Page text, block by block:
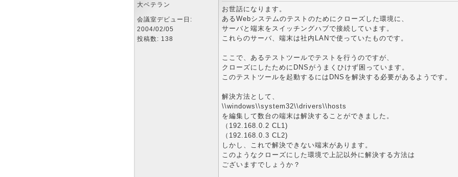
大ベテラン
会議室デビュー日:
2004/02/05
投稿数: 138
お世話になります。
あるWebシステムのテストのためにクローズした環境に、
サーバと端末をスイッチングハブで接続しています。
これらのサーバ、端末は社内LANで使っていたものです。
ここで、あるテストツールでテストを行うのですが、
クローズにしたためにDNSがうまくひけず困っています。
このテストツールを起動するにはDNSを解決する必要があるようです。
解決方法として、
\\windows\\system32\\drivers\\hosts
を編集して数台の端末は解決することができました。
（192.168.0.2 CL1)
（192.168.0.3 CL2)
しかし、これで解決できない端末があります。
このようなクローズにした環境で上記以外に解決する方法は
ございますでしょうか？